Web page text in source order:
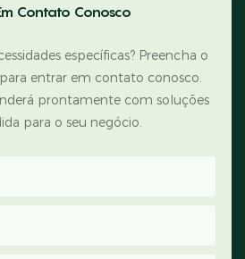
Contato Conosco
específicas? Preencha o
entrar em contato conosco.
prontamente com soluções
para o seu negócio.